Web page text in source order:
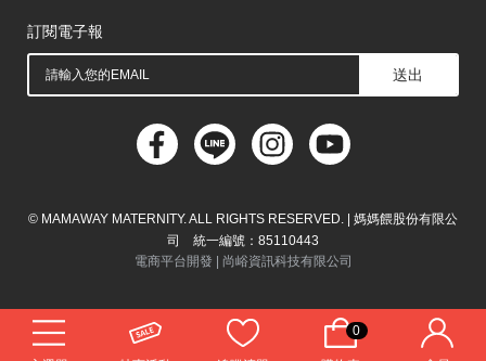
0
訂閱電子報
送出
© MAMAWAY MATERNITY. ALL RIGHTS RESERVED. | 媽媽餵股份有限公
司 統一編號：85110443
電商平台開發 |
尚峪資訊科技有限公司